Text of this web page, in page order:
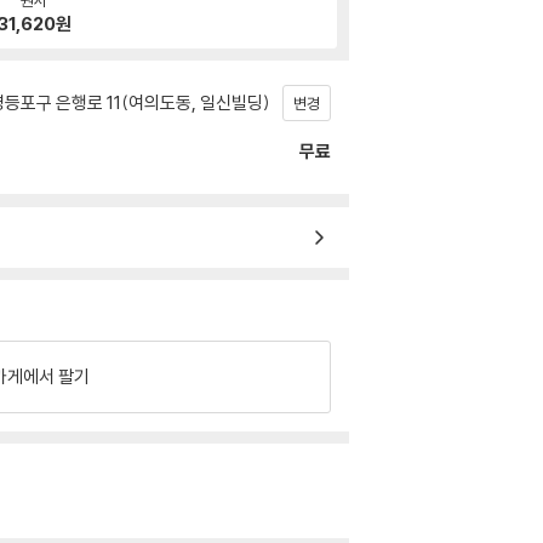
원
포구 은행로 11(여의도동, 일신빌딩) 변경
무료
게에서 팔기